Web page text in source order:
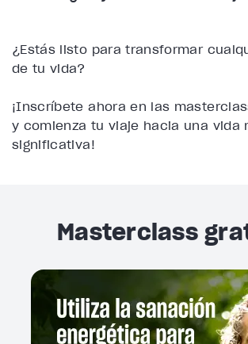
¿Estás listo para transformar
de tu vida?
¡Inscríbete ahora en las
y comienza tu viaje hacia una vida
significativa!
Masterclass